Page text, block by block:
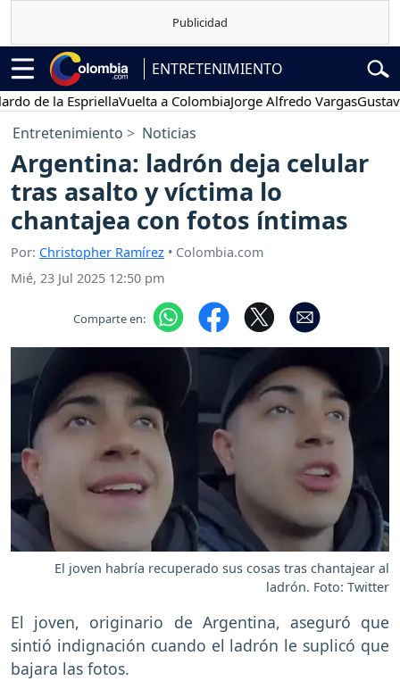
ENTRETENIMIENTO
EspriellaVuelta a ColombiaJorge Alfredo VargasGustavo Petro
Entretenimiento Noticias
Argentina: ladrón deja celular
tras asalto y víctima lo
chantajea con fotos íntimas
Por: Christopher Ramírez • Colombia.com
Mié, 23 Jul 2025 12:50 pm
Comparte en:
El joven habría recuperado sus cosas tras chantajear al
ladrón. Foto: Twitter
El joven, originario de Argentina, aseguró que
sintió indignación cuando el ladrón le suplicó que
bajara las fotos.